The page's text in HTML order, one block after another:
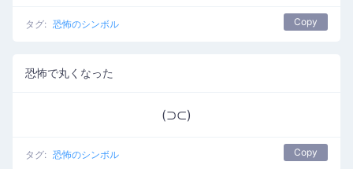
タグ: 恐怖のシンボル Copy
恐怖で丸くなった
(⊃⊂)
タグ: 恐怖のシンボル Copy